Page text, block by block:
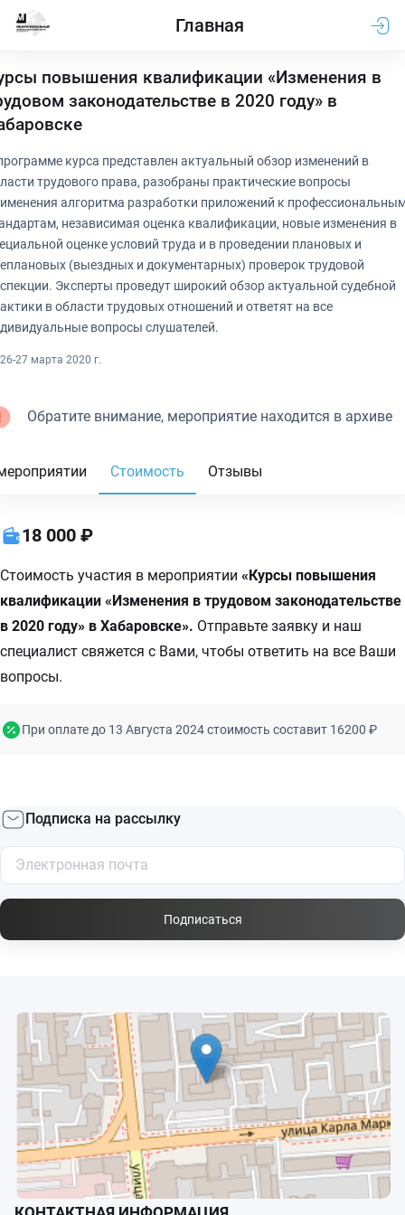
Главная
повышения квалификации «Изменения в
законодательстве в 2020 году» в
курса представлен актуальный обзор изменений в
трудового права, разобраны практические вопросы
алгоритма разработки приложений к
независимая оценка квалификации, новые изменения в
оценке условий труда и в проведении плановых и
(выездных и документарных) проверок трудовой
Эксперты проведут широкий обзор актуальной судебной
в области трудовых отношений и ответят на все
вопросы слушателей.
26-27 марта 2020 г.
Обратите внимание, мероприятие находится в архиве
Стоимость Отзывы
18 000 ₽
Стоимость участия в мероприятии «Курсы повышения
квалификации «Изменения в трудовом законодательстве
в 2020 году» в Хабаровске». Отправьте заявку и наш
специалист свяжется с Вами, чтобы ответить на все Ваши
вопросы.
При оплате до 13 Августа 2024 стоимость составит 16200 ₽
Подписка на рассылку
Подписаться